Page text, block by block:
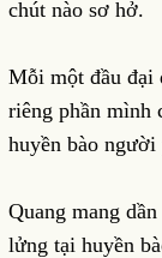
chút nào sơ hở.
Mỗi một đầu đại
riêng phần mình
huyền bào
Quang mang
lửng tại huyền